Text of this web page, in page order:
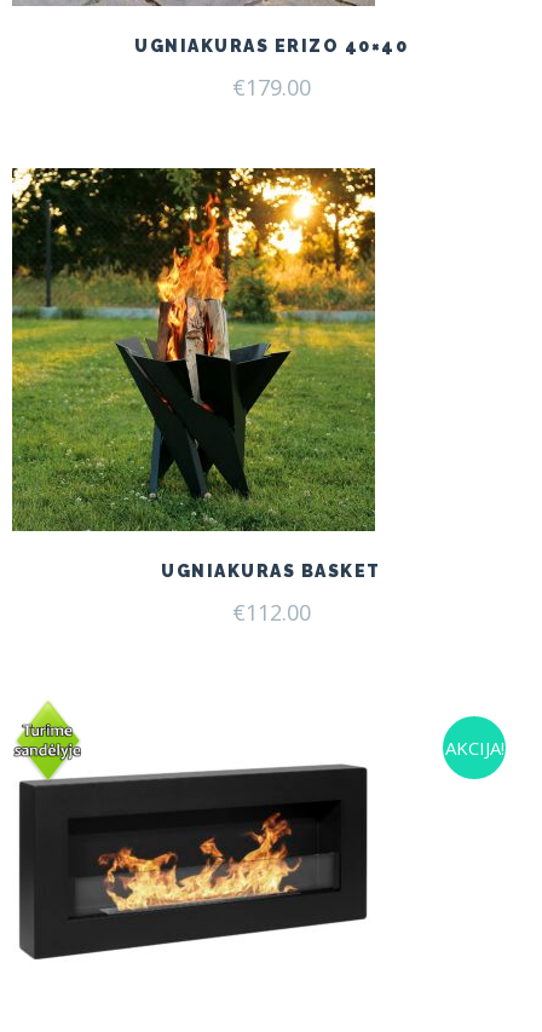
UGNIAKURAS ERIZO 40×40
€179.00
UGNIAKURAS BASKET
€112.00
AKCIJA!